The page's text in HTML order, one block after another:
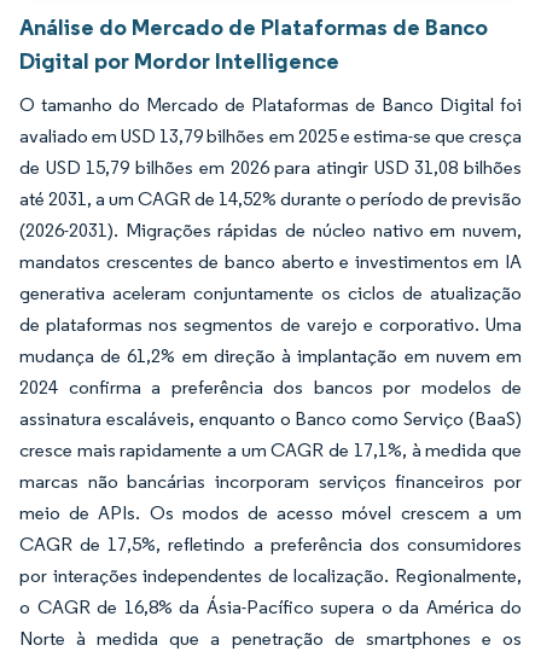
Análise do Mercado de Plataformas de Banco
Digital por Mordor Intelligence
O tamanho do Mercado de Plataformas de Banco Digital foi
avaliado em USD 13,79 bilhões em 2025 e estima-se que cresça
de USD 15,79 bilhões em 2026 para atingir USD 31,08 bilhões
até 2031, a um CAGR de 14,52% durante o período de previsão
(2026-2031). Migrações rápidas de núcleo nativo em nuvem,
mandatos crescentes de banco aberto e investimentos em IA
generativa aceleram conjuntamente os ciclos de atualização
de plataformas nos segmentos de varejo e corporativo. Uma
mudança de 61,2% em direção à implantação em nuvem em
2024 confirma a preferência dos bancos por modelos de
assinatura escaláveis, enquanto o Banco como Serviço (BaaS)
cresce mais rapidamente a um CAGR de 17,1%, à medida que
marcas não bancárias incorporam serviços financeiros por
meio de APIs. Os modos de acesso móvel crescem a um
CAGR de 17,5%, refletindo a preferência dos consumidores
por interações independentes de localização. Regionalmente,
o CAGR de 16,8% da Ásia-Pacífico supera o da América do
Norte à medida que a penetração de smartphones e os